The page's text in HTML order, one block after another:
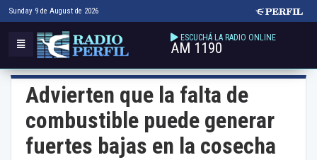
Sunday 9 de August de 2026
ESCUCHÁ LA RADIO ONLINE
AM 1190
Advierten que la falta de
combustible puede generar
fuertes bajas en la cosecha